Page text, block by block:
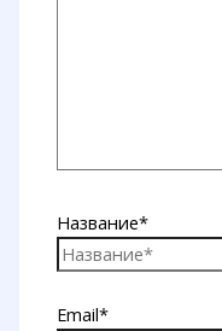
Название*
Email*